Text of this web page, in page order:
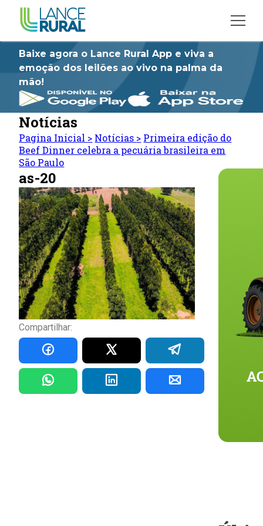
Baixe agora o Lance Rural App e viva a
emoção dos leilões ao vivo na palma da
mão!
Notícias
Pagina Inicial > Notícias > Primeira edição do
Beef Dinner celebra a pecuária brasileira em
São Paulo
as-20
Compartilhar: